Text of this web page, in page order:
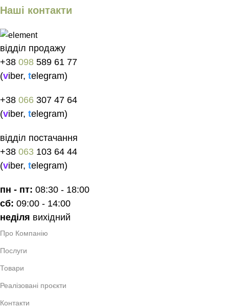
Наші контакти
відділ продажу
+38 098 589 61 77
(viber, telegram)
+38 066 307 47 64
(viber, telegram)
відділ постачання
+38 063 103 64 44
(viber, telegram)
пн - пт: 08:30 - 18:00
сб: 09:00 - 14:00
неділя вихідний
Про Компанію
Послуги
Товари
Реалізовані проєкти
Контакти